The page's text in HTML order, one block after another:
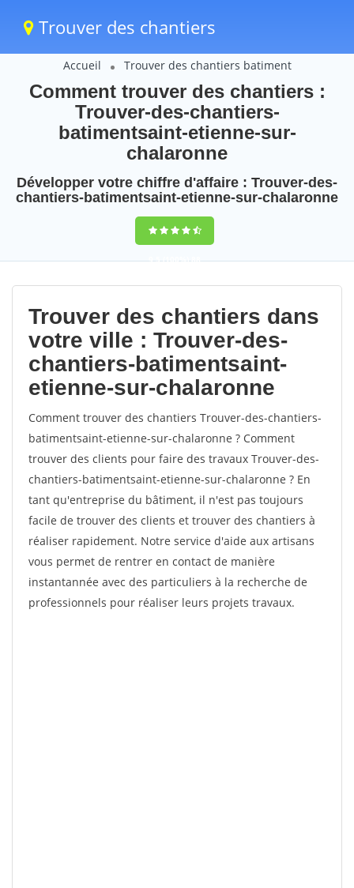
Trouver des chantiers
Accueil Trouver des chantiers batiment
Comment trouver des chantiers :
Trouver-des-chantiers-
batimentsaint-etienne-sur-
chalaronne
Développer votre chiffre d'affaire : Trouver-des-
chantiers-batimentsaint-etienne-sur-chalaronne
9,5(100%)88
votes
Trouver des chantiers dans
votre ville : Trouver-des-
chantiers-batimentsaint-
etienne-sur-chalaronne
Comment trouver des chantiers Trouver-des-chantiers-
batimentsaint-etienne-sur-chalaronne ? Comment
trouver des clients pour faire des travaux Trouver-des-
chantiers-batimentsaint-etienne-sur-chalaronne ? En
tant qu'entreprise du bâtiment, il n'est pas toujours
facile de trouver des clients et trouver des chantiers à
réaliser rapidement. Notre service d'aide aux artisans
vous permet de rentrer en contact de manière
instantannée avec des particuliers à la recherche de
professionnels pour réaliser leurs projets travaux.